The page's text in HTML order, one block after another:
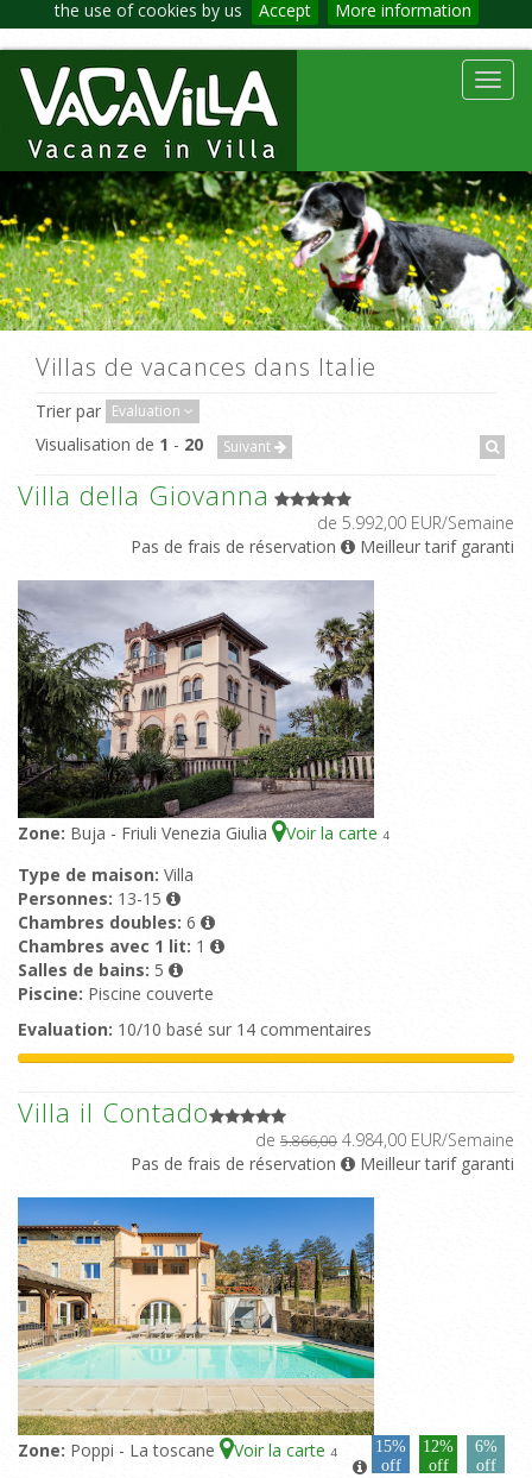
the use of cookies by us Accept More information
Villas de vacances dans Italie
Trier par Evaluation
Visualisation de 1 - 20 Suivant
Villa della Giovanna
de 5.992,00 EUR/Semaine
Pas de frais de réservation
Meilleur tarif garanti
Zone: Buja - Friuli Venezia Giulia Voir la carte 4
Type de maison: Villa
Personnes: 13-15
Chambres doubles: 6
Chambres avec 1 lit: 1
Salles de bains: 5
Piscine: Piscine couverte
Evaluation: 10/10 basé sur 14 commentaires
Villa il Contado
de 5.866,00 4.984,00 EUR/Semaine
Pas de frais de réservation
Meilleur tarif garanti
Zone: Poppi - La toscane Voir la carte 4
15%
off
12%
off
6%
off